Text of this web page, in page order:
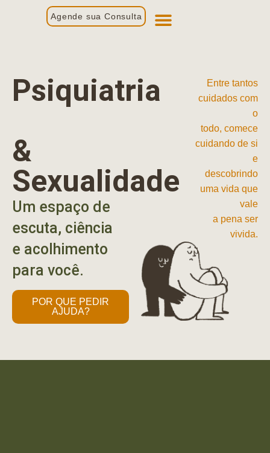
Agende sua Consulta
Psiquiatria
&
Sexualidade
Um espaço de
escuta, ciência
e acolhimento
para você.
POR QUE PEDIR
AJUDA?
Entre tantos
cuidados com
o
todo, comece
cuidando de si
e
descobrindo
uma vida que
vale
a pena ser
vivida.